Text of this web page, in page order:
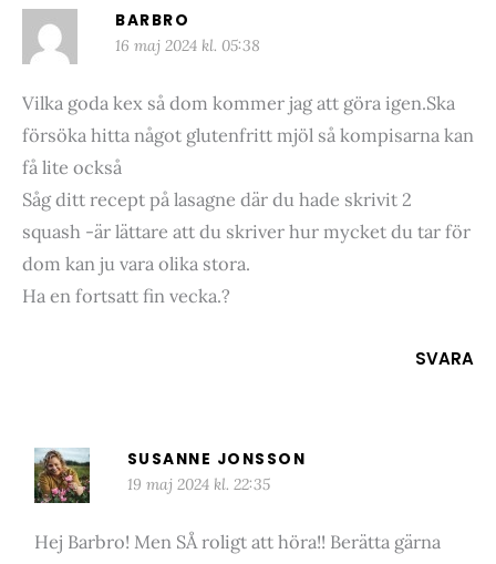
BARBRO
16 maj 2024 kl. 05:38
Vilka goda kex så dom kommer jag att göra igen.Ska
försöka hitta något glutenfritt mjöl så kompisarna kan
få lite också
Såg ditt recept på lasagne där du hade skrivit 2
squash -är lättare att du skriver hur mycket du tar för
dom kan ju vara olika stora.
Ha en fortsatt fin vecka.?
SVARA
SUSANNE JONSSON
19 maj 2024 kl. 22:35
Hej Barbro! Men SÅ roligt att höra!! Berätta gärna